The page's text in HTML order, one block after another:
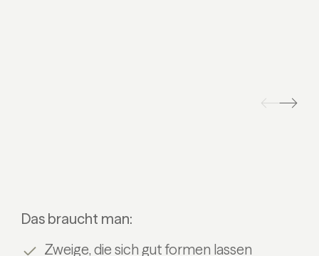
Das braucht man:
Zweige, die sich gut formen lassen